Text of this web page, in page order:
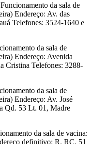
da sala de
Endereço: Av. das
Telefones: 3524-1640 e
da sala de
Endereço: Avenida
Cristina Telefones: 3288-
da sala de
Endereço: Av. José
Qd. 53 Lt. 01, Madre
da sala de vacina:
definitivo: R. RC. 51